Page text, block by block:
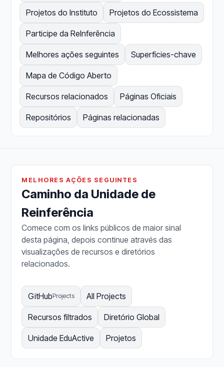
Projetos do Instituto Projetos do Ecossistema
Participe da ReInferência
Melhores ações seguintes Superfícies-chave
Mapa de Código Aberto
Recursos relacionados Páginas Oficiais
Repositórios Páginas relacionadas
MELHORES AÇÕES SEGUINTES
Caminho da Unidade de
Reinferência
Comece com os links públicos de maior sinal
desta página, depois continue através das
visualizações de recursos e diretórios
relacionados.
GitHubProjects All Projects
Recursos filtrados Diretório Global
Unidade EduActive Projetos